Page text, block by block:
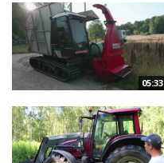
05:33